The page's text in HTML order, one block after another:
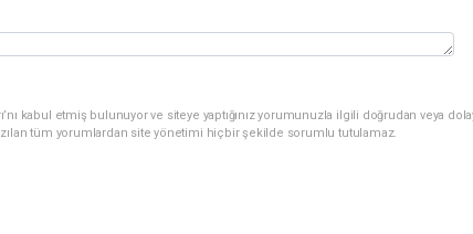
kabul etmiş bulunuyor ve siteye yaptığınız yorumunuzla ilgili doğrudan veya
tüm yorumlardan site yönetimi hiçbir şekilde sorumlu tutulamaz.